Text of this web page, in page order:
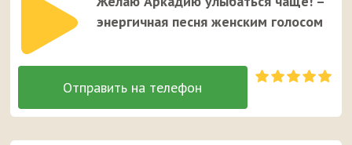
энергичная песня женским голосом